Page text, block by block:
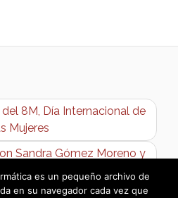
8M, Día Internacional de
Mujeres
Sandra Gómez Moreno y
Arias →es un pequeño archivo de
en su navegador cada vez que